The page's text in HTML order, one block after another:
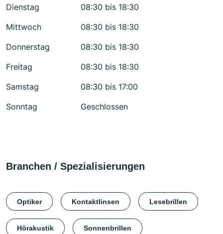
Dienstag
08:30 bis 18:30
Mittwoch
08:30 bis 18:30
Donnerstag
08:30 bis 18:30
Freitag
08:30 bis 18:30
Samstag
08:30 bis 17:00
Sonntag
Geschlossen
Branchen / Spezialisierungen
Optiker Kontaktlinsen Lesebrillen
Hörakustik Sonnenbrillen